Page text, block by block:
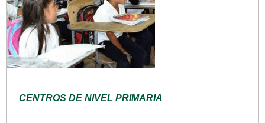
CENTROS DE NIVEL PRIMARIA